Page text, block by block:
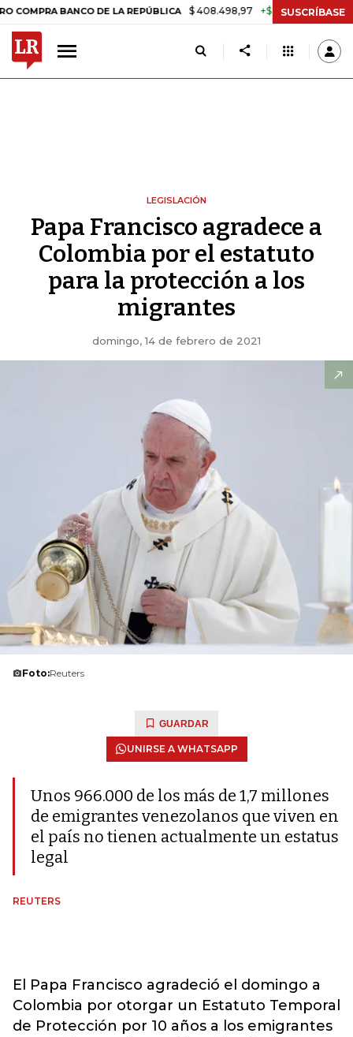
BANCO DE LA REPÚBLICA $ 408.498,97 +$ 8.753,81 +2,19%
SUSCRÍBASE
LEGISLACIÓN
Papa Francisco agradece a
Colombia por el estatuto
para la protección a los
migrantes
domingo, 14 de febrero de 2021
Foto:Reuters
GUARDAR
UNIRSE A WHATSAPP
Unos 966.000 de los más de 1,7 millones
de emigrantes venezolanos que viven en
el país no tienen actualmente un estatus
legal
REUTERS
El Papa Francisco agradeció el domingo a
Colombia por otorgar un Estatuto Temporal
de Protección por 10 años a los emigrantes